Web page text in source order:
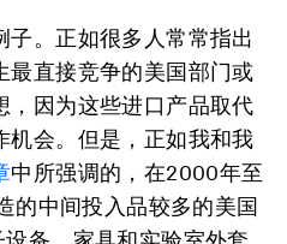
。正如很多人常常指出
最直接竞争的美国部门或
，因为这些进口产品取代
机会。但是，正如我和我
中所强调的，在2000年至
的中间投入品较多的美国